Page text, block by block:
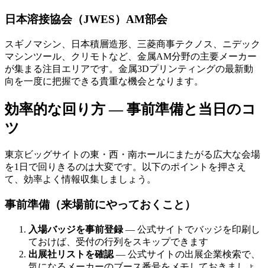
日本溶接協会（JWES）AM部会
スギノマシン、日本積層造形、三菱商事テクノス、ニデック
マシンツール、クリモトなど、金属AM分野の主要メーカー
が集まる注目エリアです。金属3Dプリンティングの最新動
向を一度に把握できる貴重な機会となります。
効率的な回り方 — 事前準備と当日のコ
ツ
東京ビッグサイトの東・西・南ホールにまたがる広大な会場
を1日で回りきるのは大変です。以下のポイントを押さえ
て、効率よく情報収集しましょう。
事前準備（来場前にやっておくこと）
入場バッジを事前登録— 公式サイトでバッジを印刷し
ておけば、受付の行列をスキップできます
出展社リストを確認 — 公式サイトの出展企業検索で、